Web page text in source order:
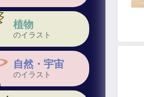
植物
のイラスト
自然・宇宙
のイラスト